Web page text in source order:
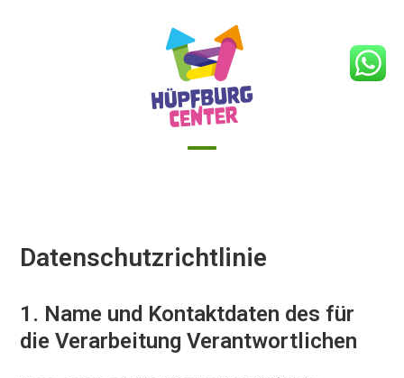
Datenschutzrichtlinie
1. Name und Kontaktdaten des für
die Verarbeitung Verantwortlichen